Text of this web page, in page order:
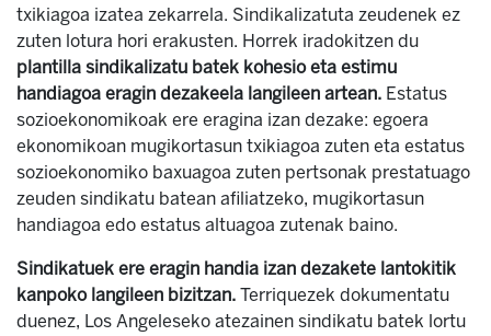
txikiagoa izatea zekarrela. Sindikalizatuta zeudenek ez
zuten lotura hori erakusten. Horrek iradokitzen du
plantilla sindikalizatu batek kohesio eta estimu
handiagoa eragin dezakeela langileen artean. Estatus
sozioekonomikoak ere eragina izan dezake: egoera
ekonomikoan mugikortasun txikiagoa zuten eta estatus
sozioekonomiko baxuagoa zuten pertsonak prestatuago
zeuden sindikatu batean afiliatzeko, mugikortasun
handiagoa edo estatus altuagoa zutenak baino.
Sindikatuek ere eragin handia izan dezakete lantokitik
kanpoko langileen bizitzan. Terriquezek dokumentatu
duenez, Los Angeleseko atezainen sindikatu batek lortu